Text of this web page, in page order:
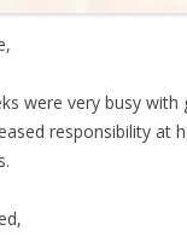
were very busy with
responsibility at